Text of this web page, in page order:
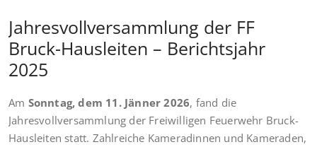
Jahresvollversammlung der FF
Bruck-Hausleiten – Berichtsjahr
2025
Am Sonntag, dem 11. Jänner 2026, fand die
Jahresvollversammlung der Freiwilligen Feuerwehr Bruck-
Hausleiten statt. Zahlreiche Kameradinnen und Kameraden,